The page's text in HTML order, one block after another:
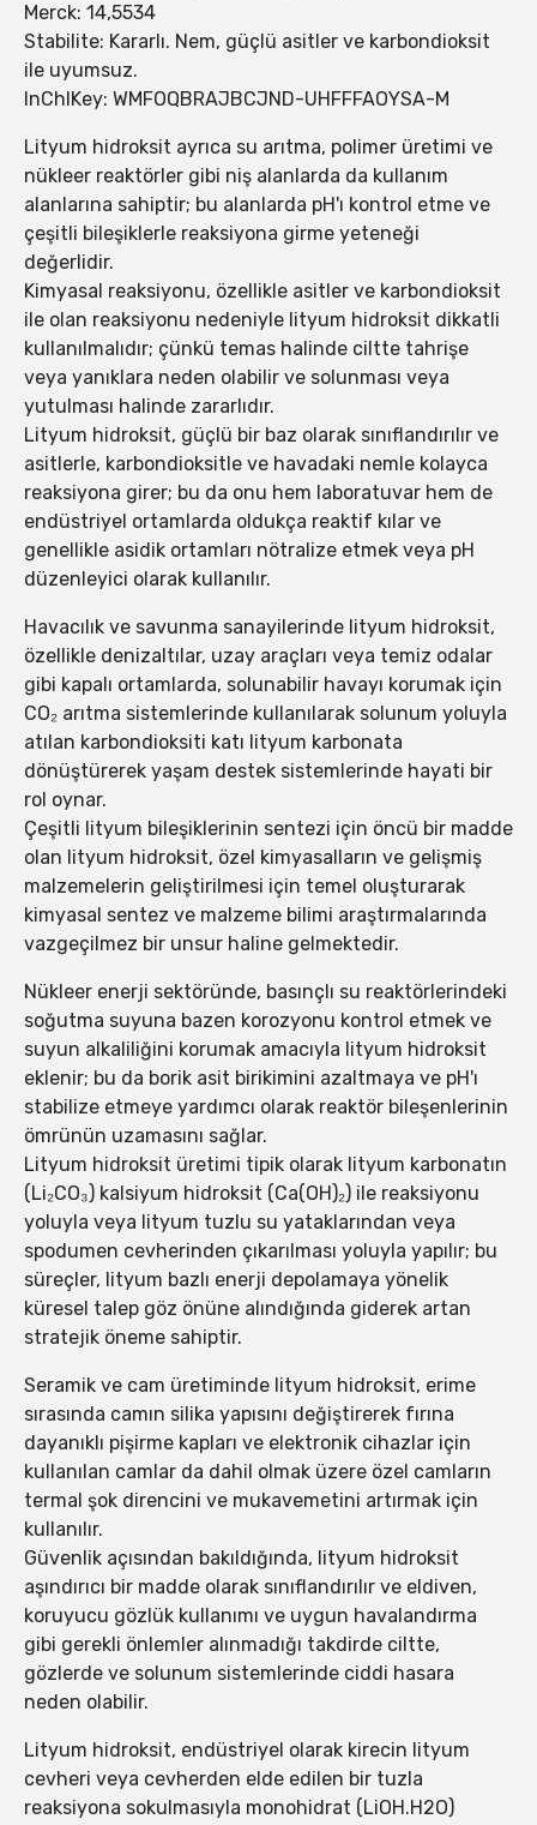
Merck: 14,5534
Stabilite: Kararlı. Nem, güçlü asitler ve karbondioksit
ile uyumsuz.
InChIKey: WMFOQBRAJBCJND-UHFFFAOYSA-M
Lityum hidroksit ayrıca su arıtma, polimer üretimi ve
nükleer reaktörler gibi niş alanlarda da kullanım
alanlarına sahiptir; bu alanlarda pH'ı kontrol etme ve
çeşitli bileşiklerle reaksiyona girme yeteneği
değerlidir.
Kimyasal reaksiyonu, özellikle asitler ve karbondioksit
ile olan reaksiyonu nedeniyle lityum hidroksit dikkatli
kullanılmalıdır; çünkü temas halinde ciltte tahrişe
veya yanıklara neden olabilir ve solunması veya
yutulması halinde zararlıdır.
Lityum hidroksit, güçlü bir baz olarak sınıflandırılır ve
asitlerle, karbondioksitle ve havadaki nemle kolayca
reaksiyona girer; bu da onu hem laboratuvar hem de
endüstriyel ortamlarda oldukça reaktif kılar ve
genellikle asidik ortamları nötralize etmek veya pH
düzenleyici olarak kullanılır.
Havacılık ve savunma sanayilerinde lityum hidroksit,
özellikle denizaltılar, uzay araçları veya temiz odalar
gibi kapalı ortamlarda, solunabilir havayı korumak için
CO₂ arıtma sistemlerinde kullanılarak solunum yoluyla
atılan karbondioksiti katı lityum karbonata
dönüştürerek yaşam destek sistemlerinde hayati bir
rol oynar.
Çeşitli lityum bileşiklerinin sentezi için öncü bir madde
olan lityum hidroksit, özel kimyasalların ve gelişmiş
malzemelerin geliştirilmesi için temel oluşturarak
kimyasal sentez ve malzeme bilimi araştırmalarında
vazgeçilmez bir unsur haline gelmektedir.
Nükleer enerji sektöründe, basınçlı su reaktörlerindeki
soğutma suyuna bazen korozyonu kontrol etmek ve
suyun alkaliliğini korumak amacıyla lityum hidroksit
eklenir; bu da borik asit birikimini azaltmaya ve pH'ı
stabilize etmeye yardımcı olarak reaktör bileşenlerinin
ömrünün uzamasını sağlar.
Lityum hidroksit üretimi tipik olarak lityum karbonatın
(Li₂CO₃) kalsiyum hidroksit (Ca(OH)₂) ile reaksiyonu
yoluyla veya lityum tuzlu su yataklarından veya
spodumen cevherinden çıkarılması yoluyla yapılır; bu
süreçler, lityum bazlı enerji depolamaya yönelik
küresel talep göz önüne alındığında giderek artan
stratejik öneme sahiptir.
Seramik ve cam üretiminde lityum hidroksit, erime
sırasında camın silika yapısını değiştirerek fırına
dayanıklı pişirme kapları ve elektronik cihazlar için
kullanılan camlar da dahil olmak üzere özel camların
termal şok direncini ve mukavemetini artırmak için
kullanılır.
Güvenlik açısından bakıldığında, lityum hidroksit
aşındırıcı bir madde olarak sınıflandırılır ve eldiven,
koruyucu gözlük kullanımı ve uygun havalandırma
gibi gerekli önlemler alınmadığı takdirde ciltte,
gözlerde ve solunum sistemlerinde ciddi hasara
neden olabilir.
Lityum hidroksit, endüstriyel olarak kirecin lityum
cevheri veya cevherden elde edilen bir tuzla
reaksiyona sokulmasıyla monohidrat (LiOH.H2O)